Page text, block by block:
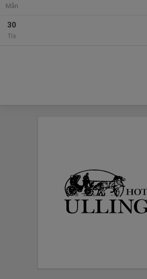
Mån
30
Tis